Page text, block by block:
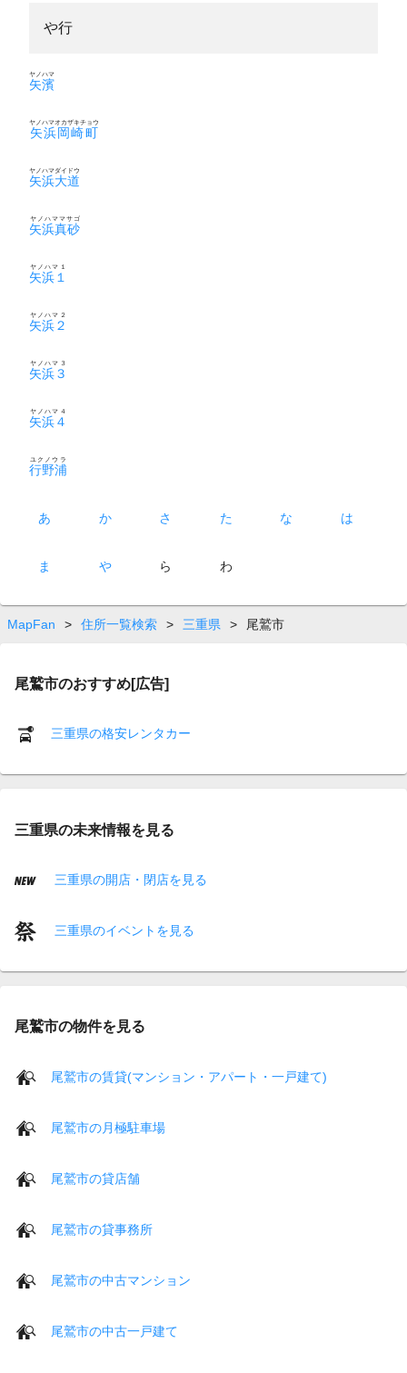
や行
矢濱
ヤノハマ
矢浜岡崎町
ヤノハマオカザキチョウ
矢浜大道
ヤノハマダイドウ
矢浜真砂
ヤノハママサゴ
矢浜１
ヤノハマ１
矢浜２
ヤノハマ２
矢浜３
ヤノハマ３
矢浜４
ヤノハマ４
行野浦
ユクノウラ
あ か さ た な は
ま や ら わ
MapFan > 住所一覧検索 > 三重県 > 尾鷲市
尾鷲市のおすすめ[広告]
三重県の格安レンタカー
三重県の未来情報を見る
三重県の開店・閉店を見る
三重県のイベントを見る
尾鷲市の物件を見る
尾鷲市の賃貸(マンション・アパート・一戸建て)
尾鷲市の月極駐車場
尾鷲市の貸店舗
尾鷲市の貸事務所
尾鷲市の中古マンション
尾鷲市の中古一戸建て